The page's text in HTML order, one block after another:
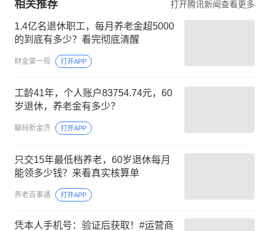
相关推荐 打开腾讯新闻查看更多
1.4亿名退休职工，每月养老金超5000
的到底有多少？看完彻底清醒
财金第一视 打开APP
工龄41年，个人账户83754.74元，60
岁退休，养老金有多少？
解码新金济 打开APP
只交15年最低档养老，60岁退休每月
能领多少钱？来看真实核算单
养老百事通 打开APP
凭本人手机号：验证后获取！#运营商